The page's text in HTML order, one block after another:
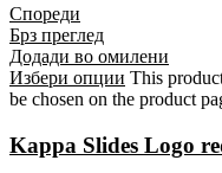
Спореди
Брз преглед
Додади во омилени
Избери опции This
be chosen on the product
Kappa Slides Logo